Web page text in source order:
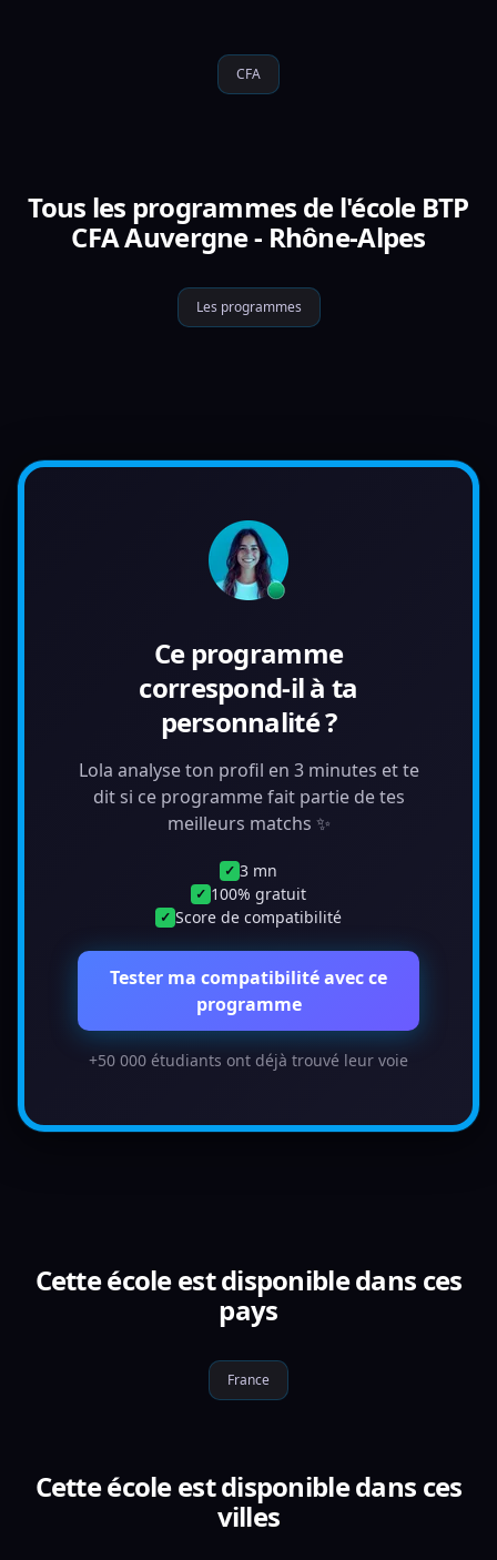
CFA
Tous les programmes de l'école BTP
CFA Auvergne - Rhône-Alpes
Les programmes
Ce programme
correspond-il à ta
personnalité ?
Lola analyse ton profil en 3 minutes et te
dit si ce programme fait partie de tes
meilleurs matchs ✨
✓ 3 mn
✓ 100% gratuit
✓ Score de compatibilité
Tester ma compatibilité avec ce
programme
+50 000 étudiants ont déjà trouvé leur voie
Cette école est disponible dans ces
pays
France
Cette école est disponible dans ces
villes